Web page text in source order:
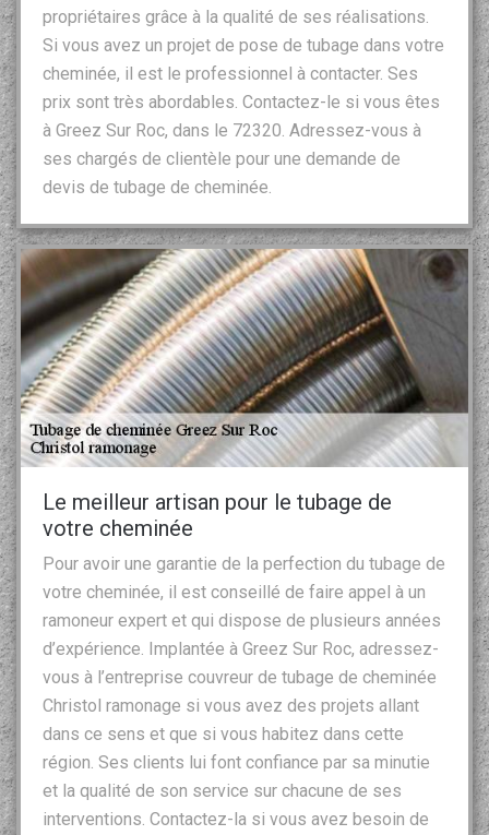
propriétaires grâce à la qualité de ses réalisations.
Si vous avez un projet de pose de tubage dans votre
cheminée, il est le professionnel à contacter. Ses
prix sont très abordables. Contactez-le si vous êtes
à Greez Sur Roc, dans le 72320. Adressez-vous à
ses chargés de clientèle pour une demande de
devis de tubage de cheminée.
Le meilleur artisan pour le tubage de
votre cheminée
Pour avoir une garantie de la perfection du tubage de
votre cheminée, il est conseillé de faire appel à un
ramoneur expert et qui dispose de plusieurs années
d’expérience. Implantée à Greez Sur Roc, adressez-
vous à l’entreprise couvreur de tubage de cheminée
Christol ramonage si vous avez des projets allant
dans ce sens et que si vous habitez dans cette
région. Ses clients lui font confiance par sa minutie
et la qualité de son service sur chacune de ses
interventions. Contactez-la si vous avez besoin de